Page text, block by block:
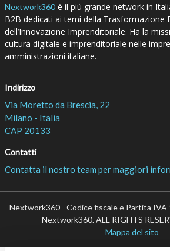
Nextwork360è il più grande network in
B2B dedicati ai temi della Trasformazione
dell’Innovazione Imprenditoriale. Ha la
cultura digitale e imprenditoriale nelle
amministrazioni italiane.
Indirizzo
Via Moretto da Brescia, 22
Milano - Italia
CAP 20133
Contatti
Contatta il nostro team per maggiori
Nextwork360 - Codice fiscale e Partita
Nextwork360. ALL RIGHTS
Mappa del sito